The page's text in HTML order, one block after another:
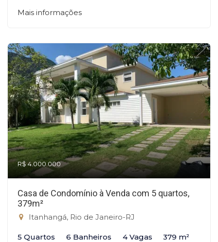
Mais informações
R$ 4.000.000
Casa de Condomínio à Venda com 5 quartos,
379m²
Itanhangá, Rio de Janeiro-RJ
5 Quartos 6 Banheiros 4 Vagas 379 m²